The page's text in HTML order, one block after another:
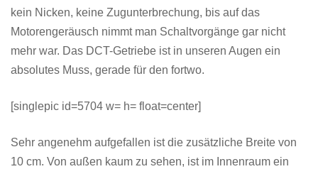
kein Nicken, keine Zugunterbrechung, bis auf das
Motorengeräusch nimmt man Schaltvorgänge gar nicht
mehr war. Das DCT-Getriebe ist in unseren Augen ein
absolutes Muss, gerade für den fortwo.
[singlepic id=5704 w= h= float=center]
Sehr angenehm aufgefallen ist die zusätzliche Breite von
10 cm. Von außen kaum zu sehen, ist im Innenraum ein